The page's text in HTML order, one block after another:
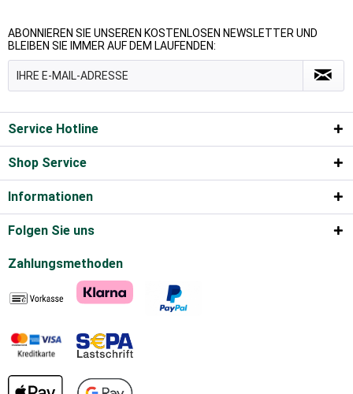
ABONNIEREN SIE UNSEREN KOSTENLOSEN NEWSLETTER UND
BLEIBEN SIE IMMER AUF DEM LAUFENDEN:
Service Hotline
Shop Service
Informationen
Folgen Sie uns
Zahlungsmethoden